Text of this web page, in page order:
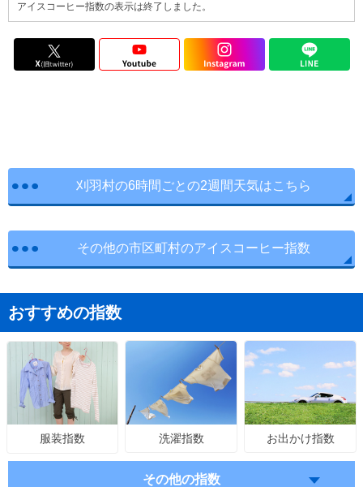
アイスコーヒー指数の表示は終了しました。
刈羽村の6時間ごとの2週間天気はこちら
その他の市区町村のアイスコーヒー指数
おすすめの指数
服装指数 洗濯指数 お出かけ指数
その他の指数